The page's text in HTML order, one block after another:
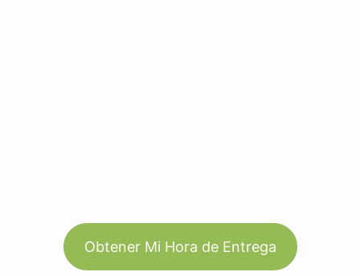
Obtener Mi Hora de Entrega